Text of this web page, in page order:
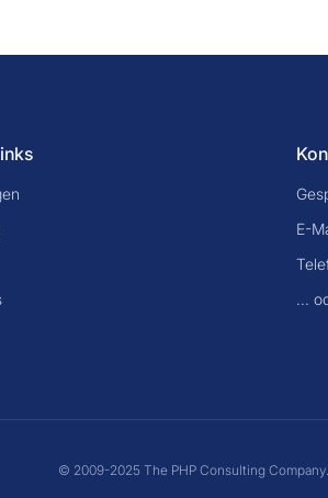
E-
...
© 2009-2025 The PHP Consulting